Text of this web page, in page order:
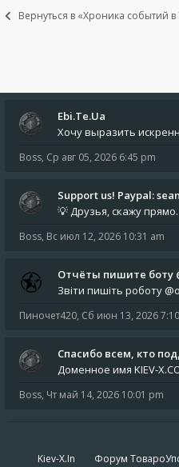
Вернуться в «Хроника событий
Ebi.Te.Ua
Boss, Ср авг 05, 2026 6:45 pm
Support us! Paypal:
Boss, Вс июл 12, 2026 10:31 am
Отчёты пишите боту
Пиночет420, Сб июн 13, 2026
Спасибо всем, кто
Boss, Чт май 14, 2026 10:01 pm
Kiev-X.In Форум